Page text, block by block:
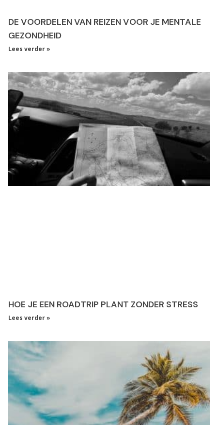
DE VOORDELEN VAN REIZEN VOOR JE MENTALE
GEZONDHEID
Lees verder »
HOE JE EEN ROADTRIP PLANT ZONDER STRESS
Lees verder »